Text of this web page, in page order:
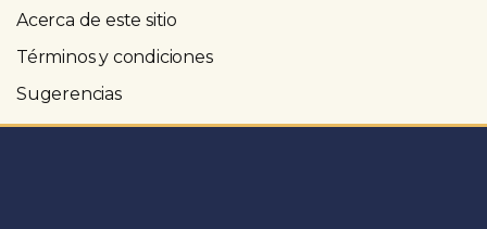
Acerca de este sitio
Términos y condiciones
Sugerencias